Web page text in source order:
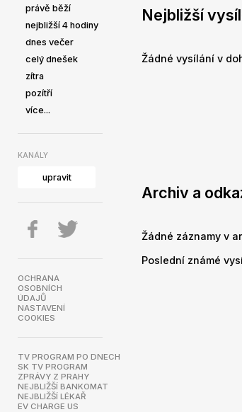
právě běží
nejbližší 4 hodiny
dnes večer
celý dnešek
zítra
pozítří
více...
KANÁLY
upravit
OCHRANA
OSOBNÍCH
ÚDAJŮ
NASTAVENÍ
COOKIES
TV PROGRAM PO DNECH
SK TV PROGRAM
ZPRÁVY Z PRAHY
NEJBLIŽŠÍ BANKOMAT
NEJBLIŽŠÍ LÉKAŘ
EV CHARGE US
Nejbližší
Žádné vysílání v
Archiv a
Žádné záznamy v
Poslední známé